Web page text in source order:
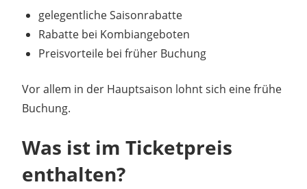
gelegentliche Saisonrabatte
Rabatte bei Kombiangeboten
Preisvorteile bei früher Buchung
Vor allem in der Hauptsaison lohnt sich eine frühe
Buchung.
Was ist im Ticketpreis
enthalten?